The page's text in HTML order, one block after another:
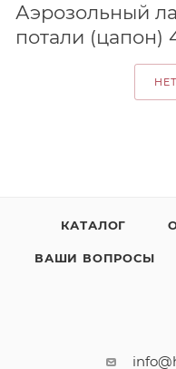
Аэрозольный
потали (цапон)
КАТАЛОГ
ВАШИ ВОПРОСЫ